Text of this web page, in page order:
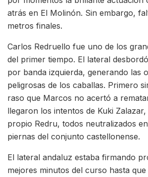
atrás en El Molinón. Sin embargo,
metros finales.
Carlos Redruello fue uno de los
del primer tiempo. El lateral
por banda izquierda, generando las
peligrosas de los caballas. Primero
raso que Marcos no acertó a
llegaron los intentos de Kuki
propio Redru, todos neutralizados
piernas del conjunto castellonense.
El lateral andaluz estaba firmando
mejores minutos del curso hasta